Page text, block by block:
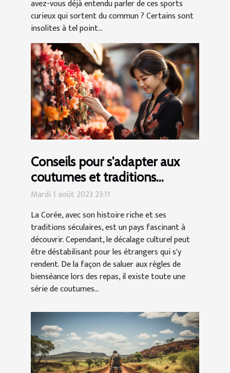
avez-vous déjà entendu parler de ces sports
curieux qui sortent du commun ? Certains sont
insolites à tel point...
Conseils pour s'adapter aux
coutumes et traditions
coréennes
Mardi 1 août 2023 23:11
La Corée, avec son histoire riche et ses
traditions séculaires, est un pays fascinant à
découvrir. Cependant, le décalage culturel peut
être déstabilisant pour les étrangers qui s'y
rendent. De la façon de saluer aux règles de
bienséance lors des repas, il existe toute une
série de coutumes...